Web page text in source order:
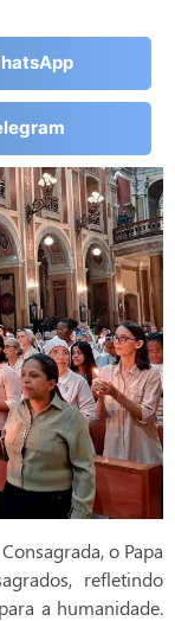
o Papa
refletindo
a humanidade.